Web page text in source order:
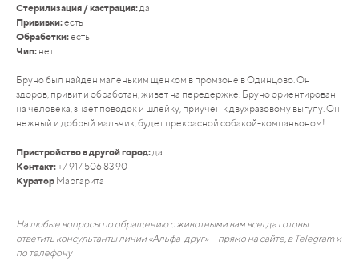
Стерилизация / кастрация:да
Прививки:есть
Обработки:есть
Чип: нет
Бруно был найден маленьким щенком в промзоне в Одинцово. Он
здоров, привит и обработан, живет на передержке. Бруно ориентирован
на человека, знает поводок и шлейку, приучен к двухразовому выгулу. Он
нежный и добрый мальчик, будет прекрасной собакой-компаньоном!
Пристройство в другой город:да
Контакт:+7 917 506 83 90
Куратор Маргарита
На любые вопросы по обращению с животными вам всегда готовы
ответить консультанты линии «Альфа-друг» — прямо на сайте, в Telegram и
по телефону